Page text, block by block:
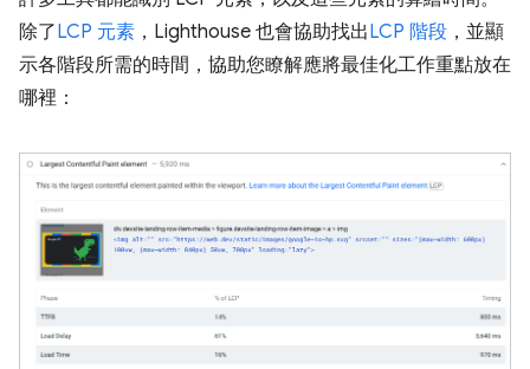
除了LCP 元素 ，Lighthouse 也會協助找出LCP 階段 ，並顯
示各階段所需的時間，協助您瞭解應將最佳化工作重點放在
哪裡：